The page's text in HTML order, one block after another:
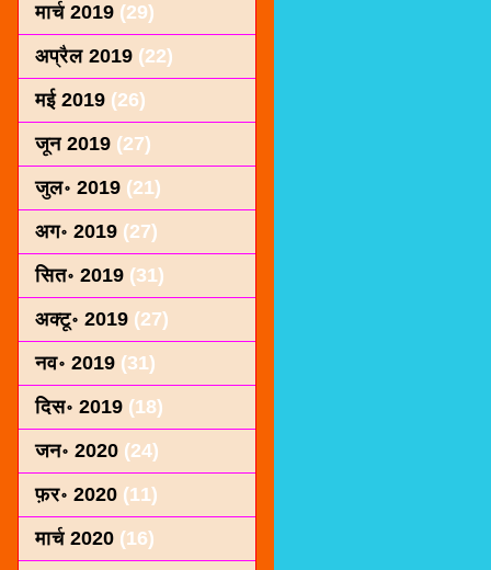
मार्च 2019 (29)
अप्रैल 2019 (22)
मई 2019 (26)
जून 2019 (27)
जुल॰ 2019 (21)
अग॰ 2019 (27)
सित॰ 2019 (31)
अक्टू॰ 2019 (27)
नव॰ 2019 (31)
दिस॰ 2019 (18)
जन॰ 2020 (24)
फ़र॰ 2020 (11)
मार्च 2020 (16)